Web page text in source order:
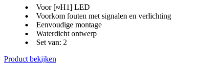
Voor [≈H1] LED
Voorkom fouten met signalen en verlichting
Eenvoudige montage
Waterdicht ontwerp
Set van: 2
Product bekijken